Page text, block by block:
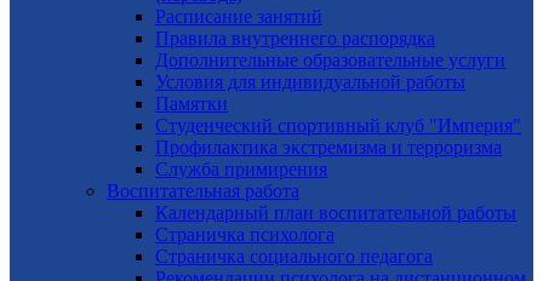
Расписание занятий
Правила внутреннего распорядка
Дополнительные образовательные услуги
Условия для индивидуальной работы
Памятки
Студенческий спортивный клуб "Империя"
Профилактика экстремизма и терроризма
Служба примирения
Воспитательная работа
Календарный план воспитательной работы
Страничка психолога
Страничка социального педагога